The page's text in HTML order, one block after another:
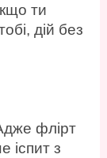
ти
дій без
флірт
іспит з